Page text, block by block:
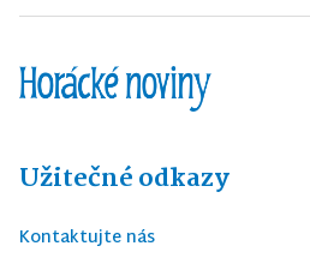
Užitečné odkazy
Kontaktujte nás